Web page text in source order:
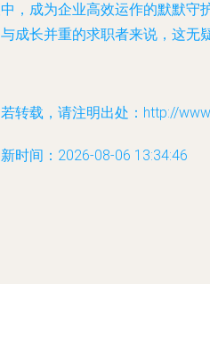
，成为企业高效运作的默默守
成长并重的求职者来说，这无
转载，请注明出处：http://
时间：2026-08-06 13:34:46